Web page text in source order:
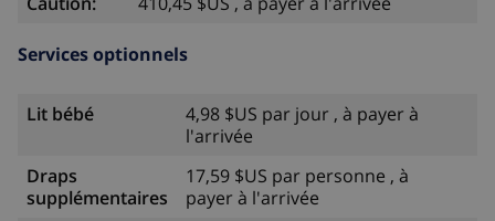
Services optionnels
Lit bébé
4,98 $US par jour , à payer à
l'arrivée
Draps
supplémentaires
17,59 $US par personne , à
payer à l'arrivée